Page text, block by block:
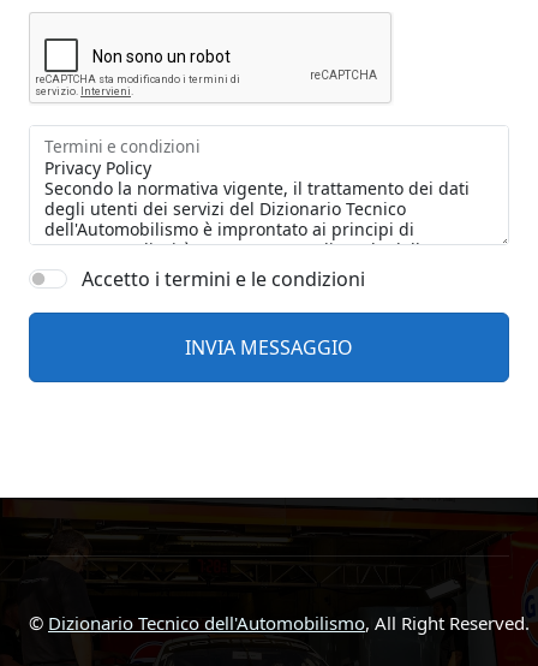
Termini e condizioni
Accetto i termini e le condizioni
© Dizionario Tecnico dell'Automobilismo, All Right Reserved.